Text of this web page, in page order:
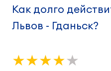
Как долго
Львов - Гданьск?
★★★★★